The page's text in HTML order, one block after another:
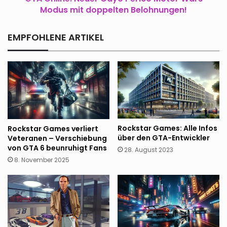
Belohnungen!
Modus mit doppelten Belohnungen!
EMPFOHLENE ARTIKEL
Rockstar Games verliert
Veteranen – Verschiebung
von GTA 6 beunruhigt Fans
8. November 2025
Rockstar Games: Alle Infos
über den GTA-Entwickler
28. August 2023